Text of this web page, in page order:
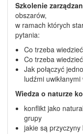
Szkolenie
obszarów,
w ramach których
pytania:
Co trzeba
Co trzeba
Jak połączyć
ludźmi
Wiedza o naturze
konflikt jako
grupy
jakie są przyczyny